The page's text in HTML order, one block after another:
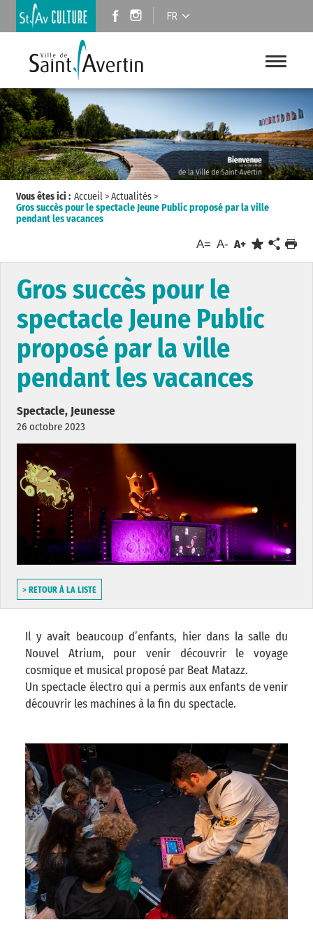
FR
Vous êtes ici : Accueil>Actualités>
Gros succès pour le spectacle Jeune Public proposé par la ville
pendant les vacances
A= A- A+
Gros succès pour le
spectacle Jeune Public
proposé par la ville
pendant les vacances
Spectacle, Jeunesse
26 octobre 2023
> RETOUR À LA LISTE
Il y avait beaucoup d’enfants, hier dans la salle du
Nouvel Atrium, pour venir découvrir le voyage
cosmique et musical proposé par Beat Matazz.
Un spectacle électro qui a permis aux enfants de venir
découvrir les machines à la fin du spectacle.